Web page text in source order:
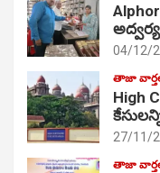
04/12/
తాజా
High
27/11/
తాజా